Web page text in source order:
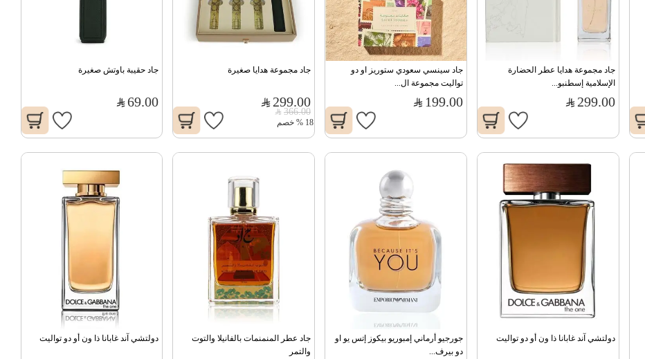
الإسلامية إسطنبو...
299.00
تواليت مجموعة ال...
199.00
جاد مجموعة هدايا صغيرة
299.00
366.00
18
% خصم
جاد حقيبة باوتش صغيرة
69.00
دولتشي آند غابانا ذا ون أو دو تواليت
دو بيرف...
والتمر
دولتشي آند غابانا ذا ون أو دو تواليت